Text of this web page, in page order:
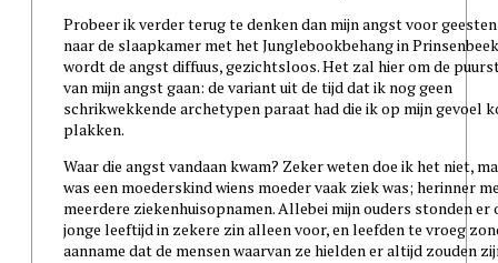
Probeer ik verder terug te denken dan mijn angst voor
naar de slaapkamer met het Junglebookbehang in
wordt de angst diffuus, gezichtsloos. Het zal hier om de
van mijn angst gaan: de variant uit de tijd dat ik nog geen
schrikwekkende archetypen paraat had die ik op mijn gevoel
plakken.
Waar die angst vandaan kwam? Zeker weten doe ik het niet,
was een moederskind wiens moeder vaak ziek was; herinner
meerdere ziekenhuisopnamen. Allebei mijn ouders stonden er
jonge leeftijd in zekere zin alleen voor, en leefden te vroeg
aanname dat de mensen waarvan ze hielden er altijd zouden